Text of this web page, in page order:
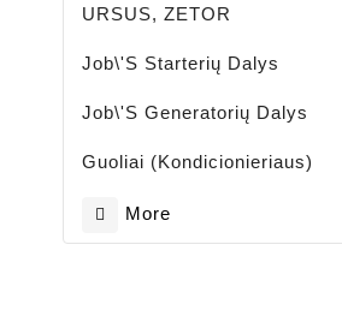
URSUS, ZETOR
Job\'s Starterių Dalys
Job\'s Generatorių Dalys
Guoliai (kondicionieriaus)
More